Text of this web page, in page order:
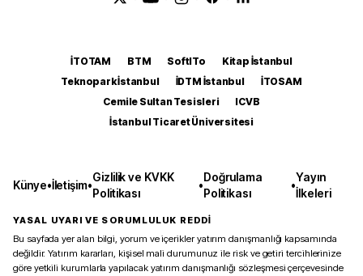
İTOTAM BTM SoftITo
Kitap İstanbul
Teknopark İstanbul
İDTM İstanbul
İTOSAM
Cemile Sultan Tesisleri
ICVB
İstanbul Ticaret Üniversitesi
Künye•İletişim•
Gizlilik ve KVKK
Politikası
•
Doğrulama
Politikası
•
Yayın
İlkeleri
YASAL UYARI VE SORUMLULUK REDDİ
Bu sayfada yer alan bilgi, yorum ve içerikler yatırım danışmanlığı kapsamında
değildir. Yatırım kararları, kişisel mali durumunuz ile risk ve getiri tercihlerinize
göre yetkili kurumlarla yapılacak yatırım danışmanlığı sözleşmesi çerçevesinde